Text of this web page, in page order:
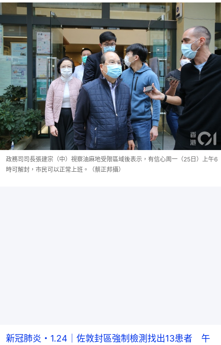
政務司司長張建宗（中）視察油麻地受限區域後表示，有信心周一（25日）上午6
時可解封，市民可以正常上班。（蔡正邦攝）
新冠肺炎・1.24｜佐敦封區強制檢測找出13患者 午